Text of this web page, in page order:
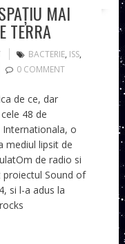
MAI
TERRA
BACTERIE, ISS,
0 COMMENT
de ce, dar
48 de
Internationala, o
mediul lipsit de
de radio si
Sound of
si l-a adus la